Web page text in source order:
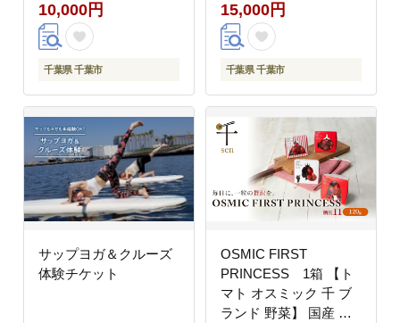
10,000円
千葉県 千葉市
15,000円
千葉県 千葉市
サップヨガ＆クルーズ
体験チケット
OSMIC FIRST
PRINCESS 1箱 【ト
マト オスミック 千 ブ
ランド 野菜】 国産 付